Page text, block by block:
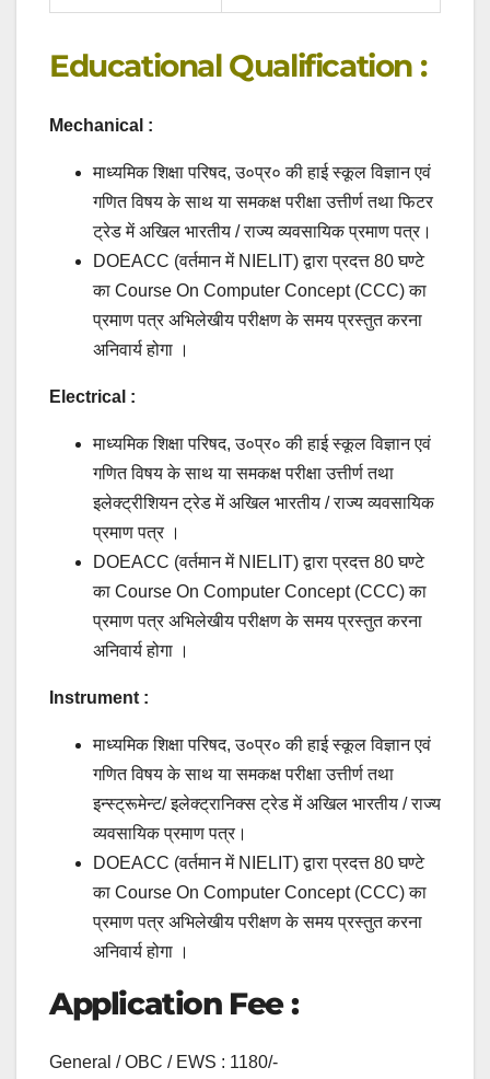
Educational Qualification :
Mechanical :
माध्यमिक शिक्षा परिषद, उ०प्र० की हाई स्कूल विज्ञान एवं
गणित विषय के साथ या समकक्ष परीक्षा उत्तीर्ण तथा फिटर
ट्रेड में अखिल भारतीय / राज्य व्यवसायिक प्रमाण पत्र।
DOEACC (वर्तमान में NIELIT) द्वारा प्रदत्त 80 घण्टे
का Course On Computer Concept (CCC) का
प्रमाण पत्र अभिलेखीय परीक्षण के समय प्रस्तुत करना
अनिवार्य होगा ।
Electrical :
माध्यमिक शिक्षा परिषद, उ०प्र० की हाई स्कूल विज्ञान एवं
गणित विषय के साथ या समकक्ष परीक्षा उत्तीर्ण तथा
इलेक्ट्रीशियन ट्रेड में अखिल भारतीय / राज्य व्यवसायिक
प्रमाण पत्र ।
DOEACC (वर्तमान में NIELIT) द्वारा प्रदत्त 80 घण्टे
का Course On Computer Concept (CCC) का
प्रमाण पत्र अभिलेखीय परीक्षण के समय प्रस्तुत करना
अनिवार्य होगा ।
Instrument :
माध्यमिक शिक्षा परिषद, उ०प्र० की हाई स्कूल विज्ञान एवं
गणित विषय के साथ या समकक्ष परीक्षा उत्तीर्ण तथा
इन्स्ट्रूमेन्ट/ इलेक्ट्रानिक्स ट्रेड में अखिल भारतीय / राज्य
व्यवसायिक प्रमाण पत्र।
DOEACC (वर्तमान में NIELIT) द्वारा प्रदत्त 80 घण्टे
का Course On Computer Concept (CCC) का
प्रमाण पत्र अभिलेखीय परीक्षण के समय प्रस्तुत करना
अनिवार्य होगा ।
Application Fee :
General / OBC / EWS : 1180/-